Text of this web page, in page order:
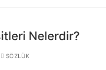
Nelerdir?
SÖZLÜK